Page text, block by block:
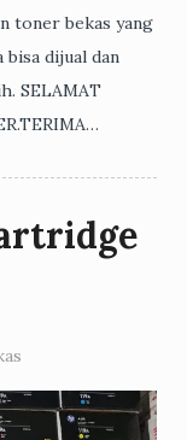
toner bekas yang
bisa dijual dan
SELAMAT